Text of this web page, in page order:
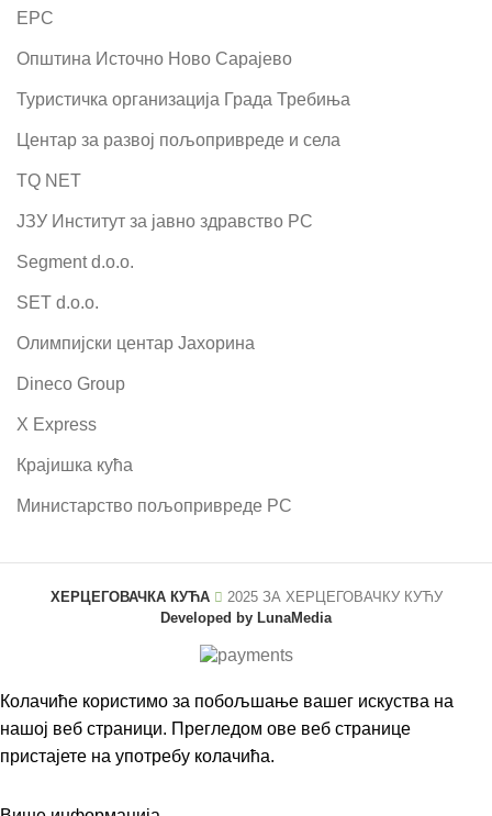
ЕРС
Општина Источно Ново Сарајево
Туристичка организација Града Требиња
Центар за развој пољопривреде и села
TQ NET
ЈЗУ Институт за јавно здравство РС
Segment d.o.o.
SET d.o.o.
Олимпијски центар Јахорина
Dineco Group
X Express
Крајишка кућа
Министарство пољопривреде РС
ХЕРЦЕГОВАЧКА КУЋА 2025 ЗА ХЕРЦЕГОВАЧКУ КУЋУ
Developed by LunaMedia
Колачиће користимо за побољшање вашег искуства на
нашој веб страници. Прегледом ове веб странице
пристајете на употребу колачића.